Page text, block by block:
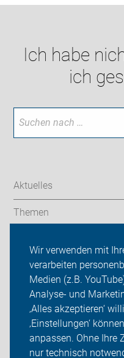
Wir verwenden mit
verarbeiten
Medien (z.B.
Analyse- und
‚Alles akzeptieren‘
‚Einstellungen‘
anpassen. Ohne Ihre
nur technisch
Ich habe
ich
Aktuelles
Themen
ADFC Dachau
Sei dabei
Presse
Login